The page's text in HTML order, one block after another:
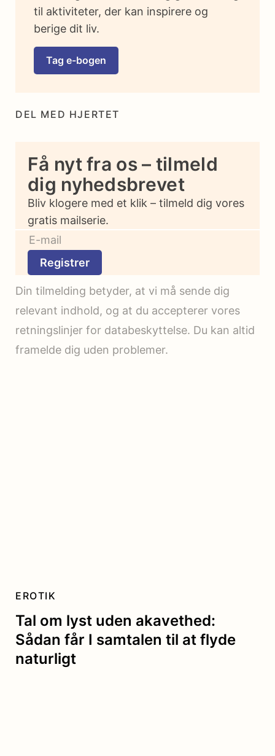
DEL MED HJERTET
Få nyt fra os – tilmeld
dig nyhedsbrevet
Bliv klogere med et klik – tilmeld dig vores
gratis mailserie.
Registrer
Din tilmelding betyder, at vi må sende dig
relevant indhold, og at du accepterer vores
retningslinjer for databeskyttelse. Du kan altid
framelde dig uden problemer.
til aktiviteter, der kan inspirere og
berige dit liv.
Tag e-bogen
Tal om lyst uden akavethed:
Sådan får I samtalen til at flyde
naturligt
EROTIK